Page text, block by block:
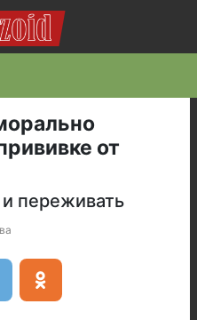
от
переживать